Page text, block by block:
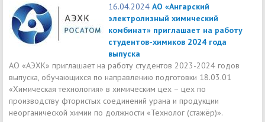
16.04.2024 АО «Ангарский
электролизный химический
комбинат» приглашает на работу
студентов-химиков 2024 года
выпуска
АО «АЭХК» приглашает на работу студентов 2023-2024 годов
выпуска, обучающихся по направлению подготовки 18.03.01
«Химическая технология» в химическим цех – цех по
производству фтористых соединений урана и продукции
неорганической химии по должности «Технолог (стажёр)».